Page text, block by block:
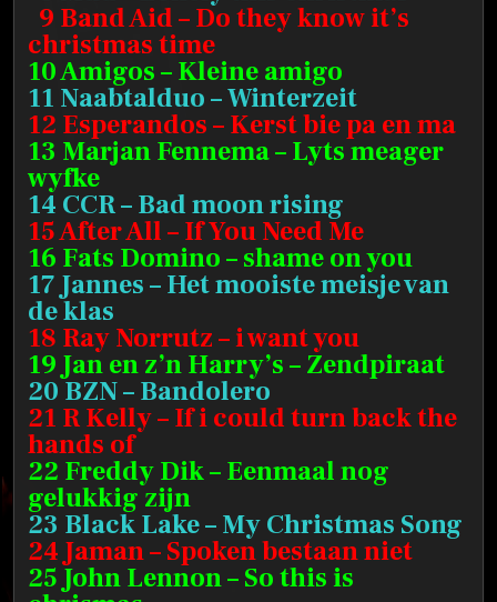
9 Band Aid – Do they know it’s
christmas time
10 Amigos – Kleine amigo
11 Naabtalduo – Winterzeit
12 Esperandos – Kerst bie pa en ma
13 Marjan Fennema – Lyts meager
wyfke
14 CCR – Bad moon rising
15 After All – If You Need Me
16 Fats Domino – shame on you
17 Jannes – Het mooiste meisje van
de klas
18 Ray Norrutz – i want you
19 Jan en z’n Harry’s – Zendpiraat
20 BZN – Bandolero
21 R Kelly – If i could turn back the
hands of
22 Freddy Dik – Eenmaal nog
gelukkig zijn
23 Black Lake – My Christmas Song
24 Jaman – Spoken bestaan niet
25 John Lennon – So this is